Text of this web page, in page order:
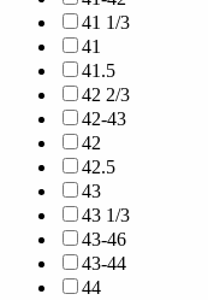
41 1/3
41
41.5
42 2/3
42-43
42
42.5
43
43 1/3
43-46
43-44
44